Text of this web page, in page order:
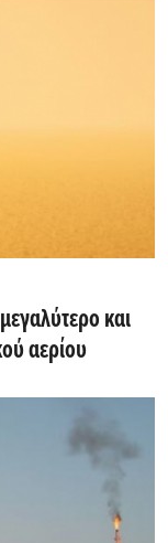
και
αερίου